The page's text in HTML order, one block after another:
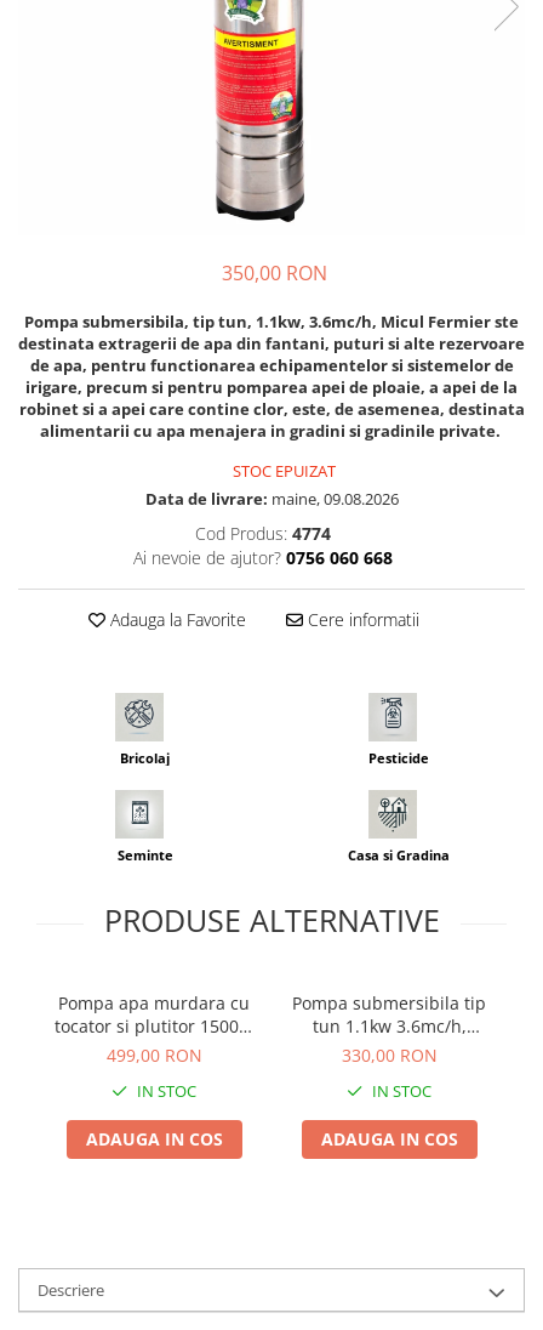
Seminte de Gulii
Seminte de Leustean
Seminte de Patrunjel
Seminte de praz
Seminte dovleac decorativ
Seminte dovlecel / dovleac
Seminte morcovi
Seminte plante aromatice
Seminte rosii
Seminte salata
Seminte sfecla
Seminte telina
Seminte varza
Seminte Vinete
Seminte trifoi
Diverse
Insecticid
Tratamente repaus vegetativ
350,00 RON
Pompa submersibila, tip tun, 1.1kw, 3.6mc/h, Micul Fermier ste
destinata extragerii de apa din fantani, puturi si alte rezervoare
de apa, pentru functionarea echipamentelor si sistemelor de
irigare, precum si pentru pomparea apei de ploaie, a apei de la
robinet si a apei care contine clor, este, de asemenea, destinata
alimentarii cu apa menajera in gradini si gradinile private.
STOC EPUIZAT
Data de livrare: maine, 09.08.2026
Cod Produs: 4774
Ai nevoie de ajutor? 0756 060 668
Adauga la Favorite Cere informatii
Bricolaj Pesticide
Seminte Casa si Gradina
PRODUSE ALTERNATIVE
Pompa apa murdara cu
tocator si plutitor 1500W
12000l/h 9m
499,00 RON
IN STOC
ADAUGA IN COS
Pompa submersibila tip
tun 1.1kw 3.6mc/h,
plutitor
330,00 RON
IN STOC
ADAUGA IN COS
Descriere